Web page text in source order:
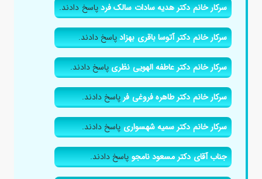
سرکار خانم دکتر هدیه سادات سالک فردپاسخ دادند.
سرکار خانم دکتر آتوسا باقری بهزادپاسخ دادند.
سرکار خانم دکتر عاطفه الهویی نظریپاسخ دادند.
سرکار خانم دکتر طاهره فروغی فرپاسخ دادند.
سرکار خانم دکتر سمیه شهسواریپاسخ دادند.
جناب آقای دکتر مسعود نامجوپاسخ دادند.